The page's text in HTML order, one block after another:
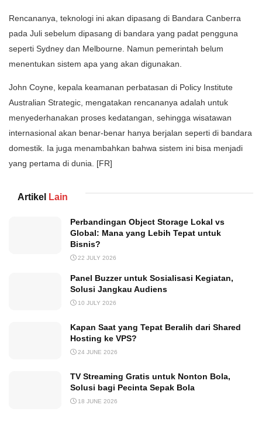
Rencananya, teknologi ini akan dipasang di Bandara Canberra
pada Juli sebelum dipasang di bandara yang padat pengguna
seperti Sydney dan Melbourne. Namun pemerintah belum
menentukan sistem apa yang akan digunakan.
John Coyne, kepala keamanan perbatasan di Policy Institute
Australian Strategic, mengatakan rencananya adalah untuk
menyederhanakan proses kedatangan, sehingga wisatawan
internasional akan benar-benar hanya berjalan seperti di bandara
domestik. Ia juga menambahkan bahwa sistem ini bisa menjadi
yang pertama di dunia. [FR]
Artikel Lain
Perbandingan Object Storage Lokal vs
Global: Mana yang Lebih Tepat untuk
Bisnis?
22 JULY 2026
Panel Buzzer untuk Sosialisasi Kegiatan,
Solusi Jangkau Audiens
10 JULY 2026
Kapan Saat yang Tepat Beralih dari Shared
Hosting ke VPS?
24 JUNE 2026
TV Streaming Gratis untuk Nonton Bola,
Solusi bagi Pecinta Sepak Bola
18 JUNE 2026